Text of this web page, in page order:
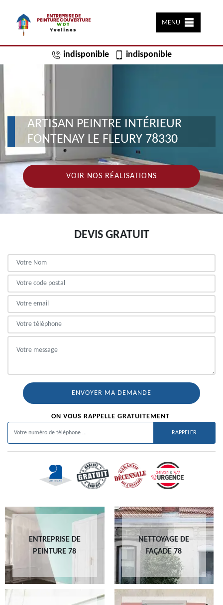
MENU
indisponible indisponible
ARTISAN PEINTRE INTÉRIEUR
FONTENAY LE FLEURY 78330
VOIR NOS RÉALISATIONS
DEVIS GRATUIT
ON VOUS RAPPELLE GRATUITEMENT
ENTREPRISE DE
PEINTURE 78
NETTOYAGE DE
FAÇADE 78